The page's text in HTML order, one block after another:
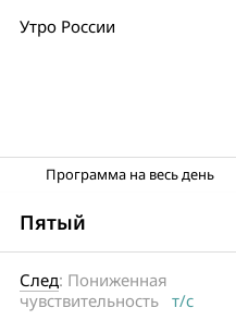
Утро России
Программа на весь день
Пятый
След: Пониженная
чувствительностьт/с